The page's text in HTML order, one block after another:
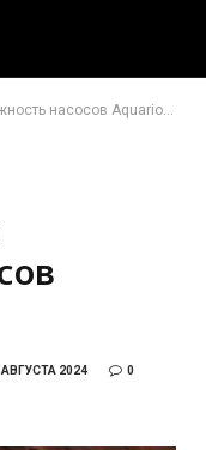
насосов Aquario AJS 125A
АВГУСТА 2024 0